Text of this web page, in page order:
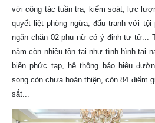
với công tác tuần tra, kiểm soát, lực
quyết liệt phòng ngừa, đấu tranh với tội
ngăn chặn 02 phụ nữ có ý định tự tử...
năm còn nhiều tồn tại như tình hình tai
biến phức tạp, hệ thông báo hiệu
song còn chưa hoàn thiện, còn 84 điểm
sắt...